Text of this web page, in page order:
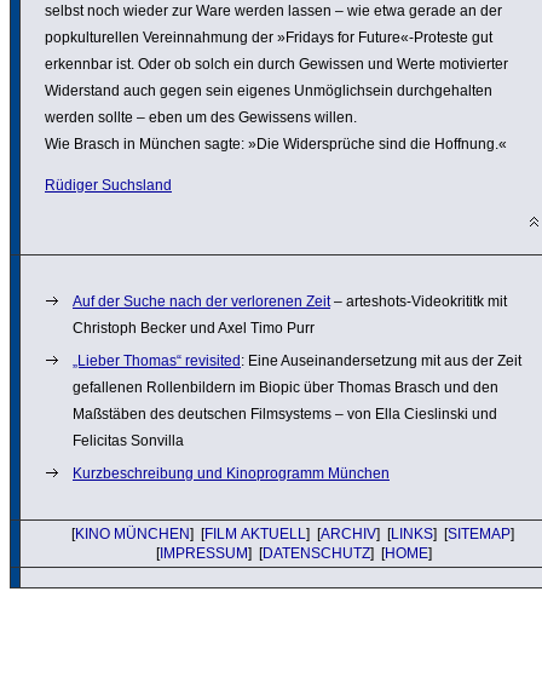
selbst noch wieder zur Ware werden lassen – wie etwa gerade an der
popkul­tu­rellen Verein­nah­mung der »Fridays for Future«-Proteste gut
erkennbar ist. Oder ob solch ein durch Gewissen und Werte moti­vierter
Wider­stand auch gegen sein eigenes Unmö­g­lich­sein durch­ge­halten
werden sollte – eben um des Gewissens willen.
Wie Brasch in München sagte: »Die Wider­sprüche sind die Hoffnung.«
Rüdiger Suchsland
Auf der Suche nach der verlo­renen Zeit– arteshots-Video­kri­titk mit
Christoph Becker und Axel Timo Purr
„Lieber Thomas“ revisited: Eine Ausein­an­der­set­zung mit aus der Zeit
gefal­lenen Rollen­bil­dern im Biopic über Thomas Brasch und den
Maßstäben des deutschen Film­sys­tems – von Ella Cies­linski und
Felicitas Sonvilla
Kurzbeschreibung und Kinoprogramm München
[KINO MÜNCHEN] [FILM AKTUELL ] [ARCHIV] [LINKS] [SITEMAP]
[IMPRESSUM] [DATENSCHUTZ] [HOME]